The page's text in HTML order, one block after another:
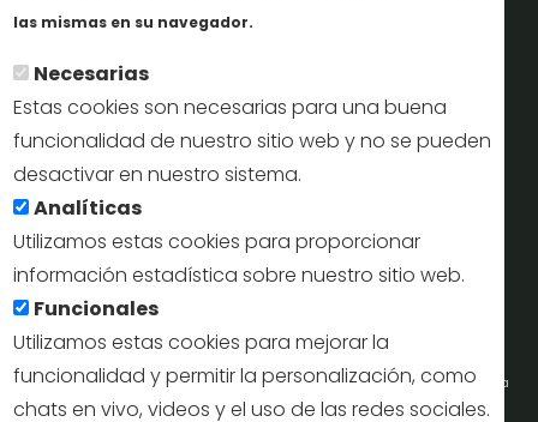
las mismas en su navegador.
Necesarias
Estas cookies son necesarias para una buena
funcionalidad de nuestro sitio web y no se pueden
desactivar en nuestro sistema.
Analíticas
Utilizamos estas cookies para proporcionar
información estadística sobre nuestro sitio web.
Funcionales
Utilizamos estas cookies para mejorar la
funcionalidad y permitir la personalización, como
chats en vivo, videos y el uso de las redes sociales.
Perfil del contratante
Oficinas de Turismo
reservas@turismodesegovia.com
info@turismodesegovia.com
Aviso legal |
Portal de la Concejalía de Turismo (Ayuntamiento de Segovia) y la Empresa
Municipal de Turismo de Segovia © 2022